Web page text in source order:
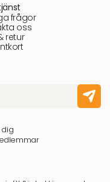
frågor
oss
retur
dig